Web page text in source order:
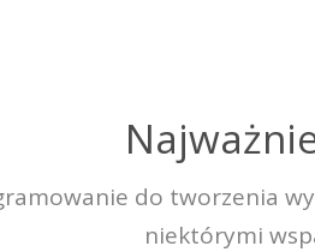
do tworzenia
niektórymi